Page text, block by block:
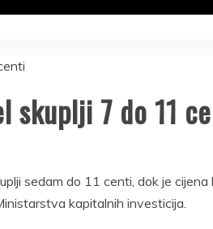
skuplji 7 do 11
sedam do 11 centi, dok je cijena
kapitalnih investicija.